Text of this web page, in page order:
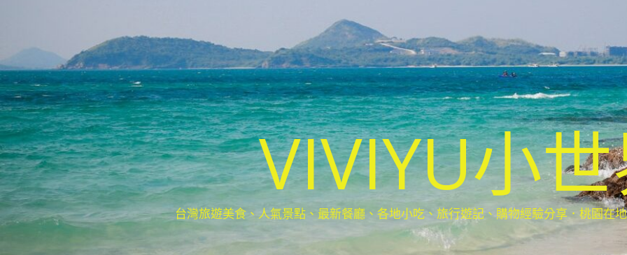
VIVIYU小
台灣旅遊美食、人氣景點、最新餐廳、各地小吃、旅行遊記、購物經驗分享．桃園在